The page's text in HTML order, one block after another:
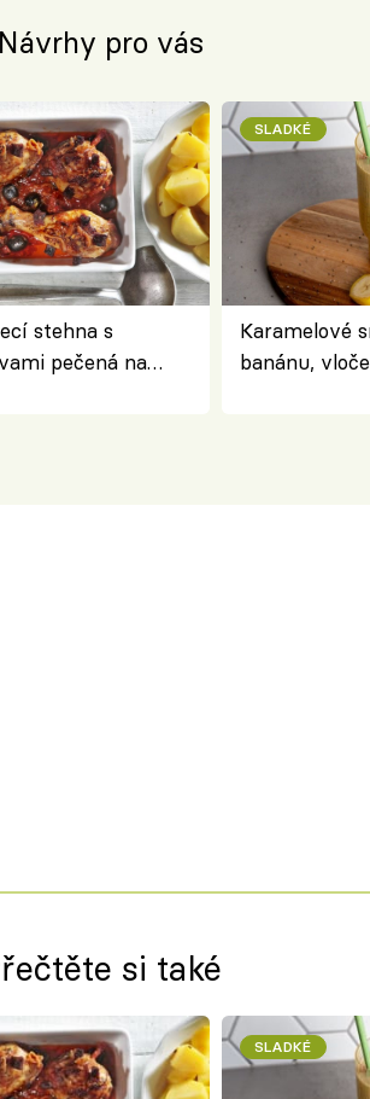
Návrhy pro vás
stehna s
pečená na
SLADKÉ
Karamelové
banánu,
si také
SLADKÉ